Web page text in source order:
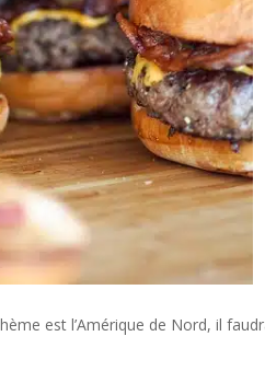
est l’Amérique de Nord, il